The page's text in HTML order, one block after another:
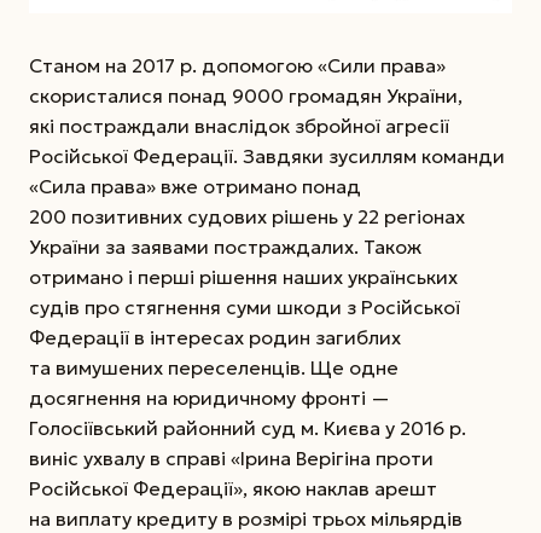
Станом на 2017 р. допомогою «Сили права»
скористалися понад 9000 громадян України,
які постраждали внаслідок збройної агресії
Російської Федерації. Завдяки зусиллям команди
«Сила права» вже отримано понад
200 позитивних судових рішень у 22 регіонах
України за заявами постраждалих. Також
отримано і перші рішення наших українських
судів про стягнення суми шкоди з Російської
Федерації в інтересах родин загиблих
та вимушених переселенців. Ще одне
досягнення на юридичному фронті —
Голосіївський районний суд м. Києва у 2016 р.
виніс ухвалу в справі «Ірина ­Верігіна проти
Російської Федерації», якою наклав арешт
на виплату кредиту в розмірі трьох мільярдів